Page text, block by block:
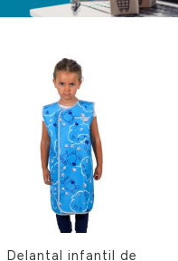
Delantal infantil de